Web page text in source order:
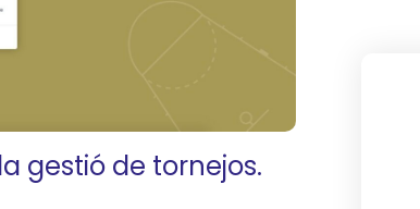
gestió de tornejos.